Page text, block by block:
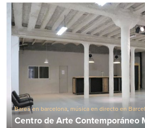
Bares en barcelona, música en directo en
barcelona
Centro de Arte Contemporáneo